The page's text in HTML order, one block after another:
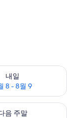
내일
8 - 8월 9
여부 확인, 8월
음 주말
가능 여부 확인,